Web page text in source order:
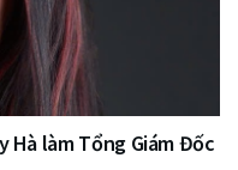
Hà làm Tổng Giám Đốc